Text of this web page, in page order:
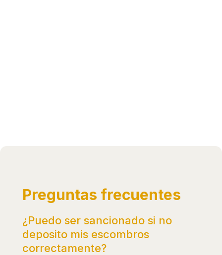
Preguntas frecuentes
¿Puedo ser sancionado si no
deposito mis escombros
correctamente?